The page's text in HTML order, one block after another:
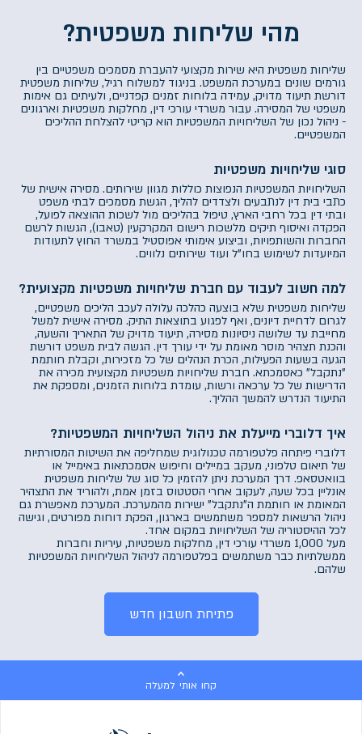
מהי שליחות משפטית?
שליחות משפטית היא שירות מקצועי להעברת מסמכים משפטיים בין
גורמים שונים במערכת המשפט. בניגוד למשלוח רגיל, שליחות משפטית
דורשת תיעוד מדויק, עמידה בלוחות זמנים קפדניים, ולעיתים גם אימות
משפטי של המסירה. עבור משרדי עורכי דין, מחלקות משפטיות וארגונים
- ניהול נכון של השליחויות המשפטיות הוא קריטי להצלחת ההליכים
המשפטיים.
סוגי שליחויות משפטיות
השליחויות המשפטיות הנפוצות כוללות מגוון שירותים. מסירה אישית של
כתבי בית דין לנתבעים ולצדדים להליך, הגשת מסמכים לבתי משפט
ובתי דין בכל רחבי הארץ, טיפול בהליכים מול לשכות ההוצאה לפועל,
הפקדה ואיסוף תיקים מלשכות רישום המקרקעין (טאבו), הגשות לרשם
החברות והשותפויות, וביצוע אימותי אפוסטיל במשרד החוץ לתעודות
המיועדות לשימוש בחו"ל ועוד שירותים נלווים.
למה חשוב לעבוד עם חברת שליחויות משפטיות מקצועית?
שליחות משפטית שלא בוצעה כהלכה עלולה לעכב הליכים משפטיים,
לגרום לדחיית דיונים, ואף לפגוע בתוצאות התיק. מסירה אישית למשל
מחייבת עד שלושה ניסיונות מסירה, תיעוד מדויק של התאריך והשעה,
והכנת תצהיר מוסר מאומת על ידי עורך דין. הגשה לבית משפט דורשת
הגעה בשעות הפעילות, הכרת הנהלים של כל מזכירות, וקבלת חותמת
"נתקבל" כאסמכתא. חברת שליחויות משפטיות מקצועית מכירה את
הדרישות של כל ערכאה ורשות, עומדת בלוחות הזמנים, ומספקת את
התיעוד הנדרש להמשך ההליך.
איך דלוברי מייעלת את ניהול השליחויות המשפטיות?
דלוברי פיתחה פלטפורמה טכנולוגית שמחליפה את השיטות המסורתיות
של תיאום טלפוני, מעקב במיילים וחיפוש אסמכתאות באימייל או
בוואטסאפ. דרך המערכת ניתן להזמין כל סוג של שליחות משפטית
אונליין בכל שעה, לעקוב אחרי הסטטוס בזמן אמת, ולהוריד את התצהיר
המאומת או חותמת ה"נתקבל" ישירות מהמערכת. המערכת מאפשרת גם
ניהול הרשאות למספר משתמשים בארגון, הפקת דוחות מפורטים, וגישה
לכל ההיסטוריה של השליחויות במקום אחד.
מעל 1,000 משרדי עורכי דין, מחלקות משפטיות, עיריות וחברות
ממשלתיות כבר משתמשים בפלטפורמה לניהול השליחויות המשפטיות
שלהם.
פתיחת חשבון חדש
קחו אותי למעלה